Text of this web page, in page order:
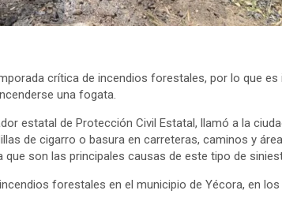
crítica de incendios forestales, por lo que
una fogata.
estatal de Protección Civil Estatal, llamó a la
de cigarro o basura en carreteras, caminos y
son las principales causas de este tipo de
forestales en el municipio de Yécora, en